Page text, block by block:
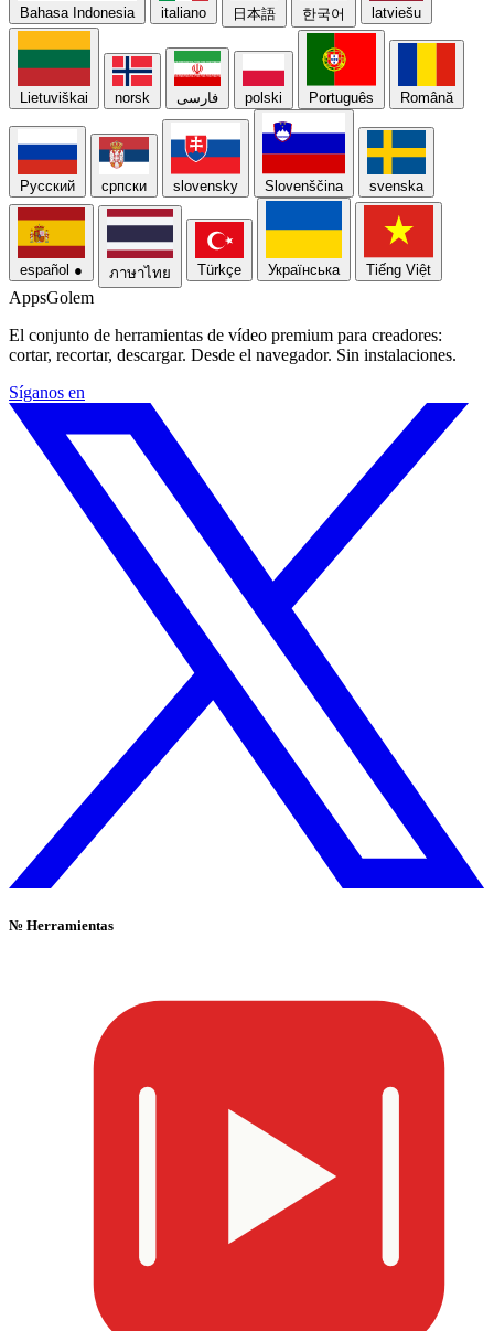
Bahasa Indonesia italiano 日本語 한국어 latviešu
Lietuviškai norsk فارسی polski Português Română
Русский српски slovensky Slovenščina svenska
español ● ภาษาไทย Türkçe Українська Tiếng Việt
AppsGolem
El conjunto de herramientas de vídeo premium para creadores:
cortar, recortar, descargar. Desde el navegador. Sin instalaciones.
Síganos en
№ Herramientas